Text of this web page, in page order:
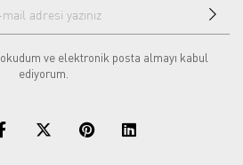
okudum ve elektronik posta almayı kabul
ediyorum.